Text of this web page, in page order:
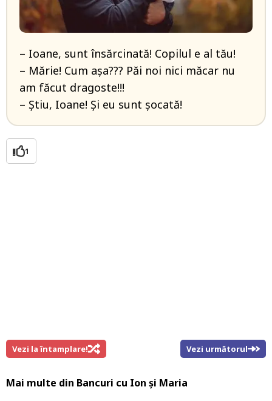
– Ioane, sunt însărcinată! Copilul e al tău!
– Mărie! Cum aşa??? Păi noi nici măcar nu
am făcut dragoste!!!
– Ştiu, Ioane! Şi eu sunt şocată!
1
Vezi la întamplare! Vezi următorul
Mai multe din Bancuri cu Ion și Maria